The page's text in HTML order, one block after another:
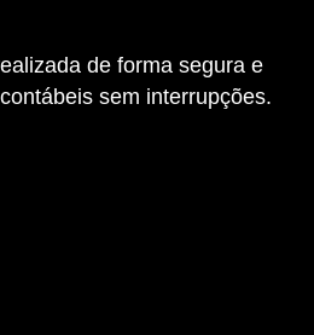
de forma segura e
sem interrupções.